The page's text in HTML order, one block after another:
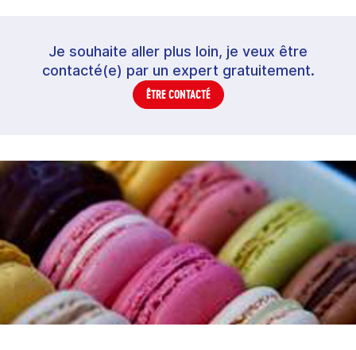
Je souhaite aller plus loin, je veux être
contacté(e) par un expert gratuitement.
ÊTRE CONTACTÉ